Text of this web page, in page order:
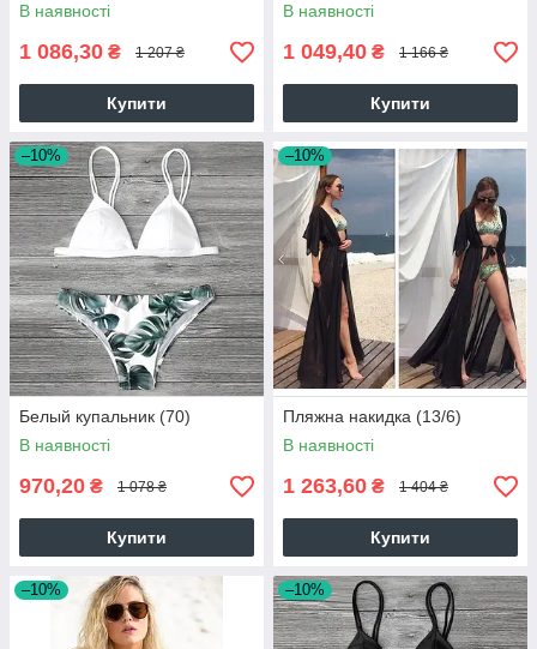
В наявності
1 086,30 ₴ 1 207 ₴
Купити
В наявності
1 049,40 ₴ 1 166 ₴
Купити
–10%
Белый купальник (70)
В наявності
970,20 ₴ 1 078 ₴
Купити
–10%
Пляжна накидка (13/6)
В наявності
1 263,60 ₴ 1 404 ₴
Купити
–10% –10%